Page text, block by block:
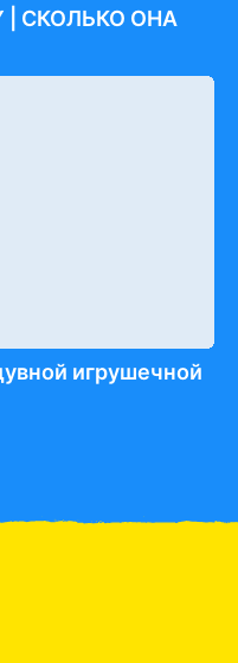
| СКОЛЬКО ОНА
игрушечной